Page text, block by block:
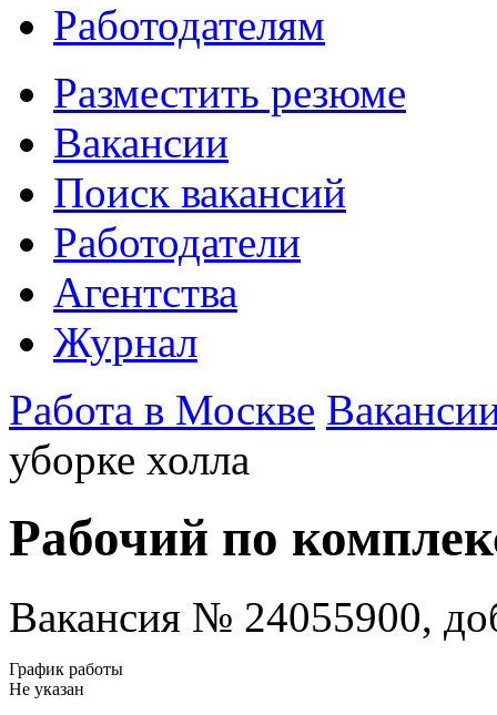
Работодателям
Разместить резюме
Вакансии
Поиск вакансий
Работодатели
Агентства
Журнал
Работа в Москве
уборке холла
Рабочий по
Вакансия № 24055900,
График работы
Не указан